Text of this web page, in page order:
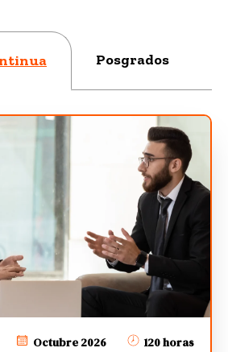
Posgrados
Octubre 2026 120 horas